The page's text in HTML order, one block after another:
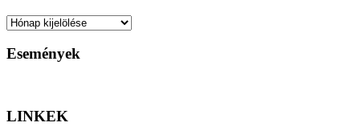
Archívum
Események
LINKEK